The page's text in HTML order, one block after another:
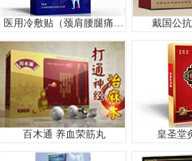
医用冷敷贴（颈肩腰腿痛型） 戴国公
百木通 养血荣筋丸 皇圣堂